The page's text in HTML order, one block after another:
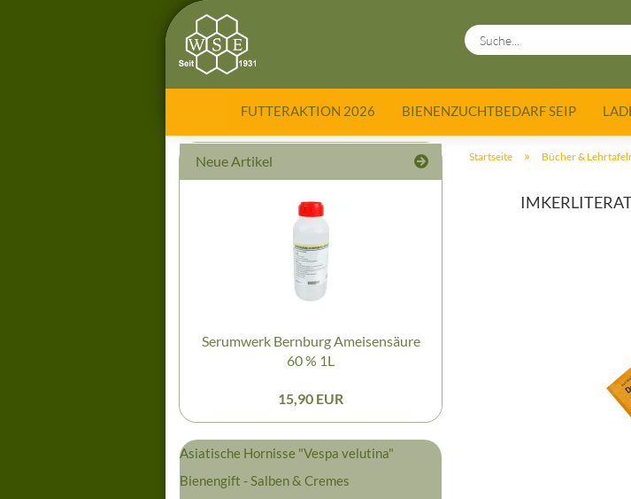
FUTTERAKTION 2026 BIENENZUCHTBEDARF SEIP
Startseite » Bücher &
Neue Artikel
Serumwerk Bernburg Ameisensäure
60 % 1L
15,90 EUR
Asiatische Hornisse "Vespa velutina"
Bienengift - Salben & Cremes